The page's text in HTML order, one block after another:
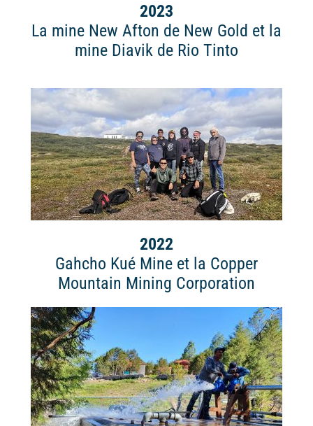
2023
La mine New Afton de New Gold et la
mine Diavik de Rio Tinto
2022
Gahcho Kué Mine et la Copper
Mountain Mining Corporation